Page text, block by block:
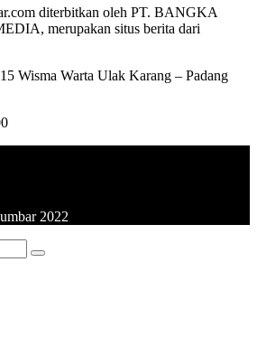
diterbitkan oleh PT. BANGKA
merupakan situs berita dari
Wisma Warta Ulak Karang – Padang
2022